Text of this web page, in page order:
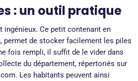
: un outil pratique
ingénieux. Ce petit contenant en
permet de stocker facilement les piles
fois rempli, il suffit de le vider dans
du département, répertoriés sur
Les habitants peuvent ainsi